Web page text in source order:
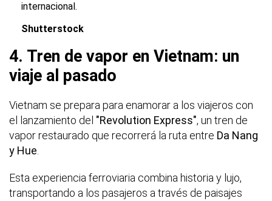
internacional.
Shutterstock
4. Tren de vapor en Vietnam: un
viaje al pasado
Vietnam se prepara para enamorar a los viajeros con
el lanzamiento del "Revolution Express", un tren de
vapor restaurado que recorrerá la ruta entre Da Nang
y Hue.
Esta experiencia ferroviaria combina historia y lujo,
transportando a los pasajeros a través de paisajes